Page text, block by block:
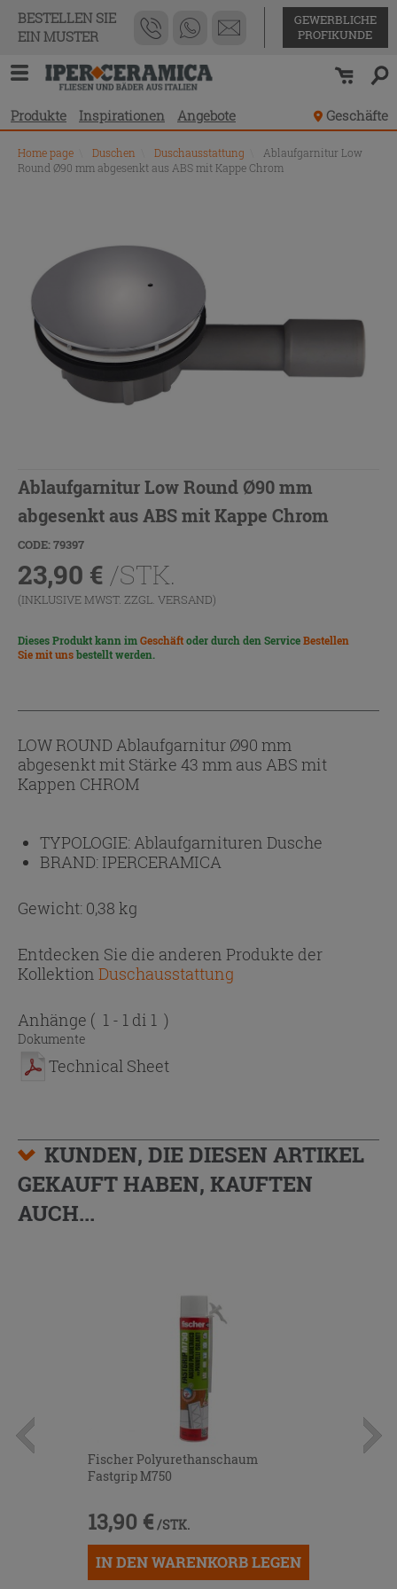
BESTELLEN SIE
EIN MUSTER
GEWERBLICHE
PROFIKUNDE
Produkte Inspirationen Angebote Geschäfte
Home page Duschen Duschausstattung
Ablaufgarnitur Low
Round Ø90 mm abgesenkt aus ABS mit Kappe Chrom
Ablaufgarnitur Low Round Ø90 mm
abgesenkt aus ABS mit Kappe Chrom
CODE: 79397
23,90 € /STK.
(INKLUSIVE MWST. ZZGL. VERSAND)
Dieses Produkt kann imGeschäftoder durch den ServiceBestellen
Sie mit unsbestellt werden.
LOW ROUND Ablaufgarnitur Ø90 mm
abgesenkt mit Stärke 43 mm aus ABS mit
Kappen CHROM
TYPOLOGIE:Ablaufgarnituren Dusche
BRAND: IPERCERAMICA
Gewicht: 0,38 kg
Entdecken Sie die anderen Produkte der
Kollektion Duschausstattung
Anhänge ( 1 - 1 di 1 )
Dokumente
Technical Sheet
KUNDEN, DIE DIESEN ARTIKEL
GEKAUFT HABEN, KAUFTEN
AUCH...
Fischer Polyurethanschaum
Fastgrip M750
13,90 € /STK.
IN DEN WARENKORB LEGEN